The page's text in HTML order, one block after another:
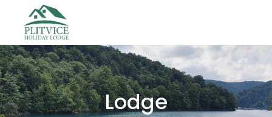
Lodge